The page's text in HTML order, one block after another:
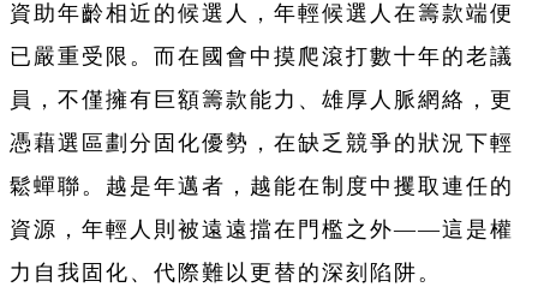
資助年齡相近的候選人，年輕候選人在籌款端便
已嚴重受限。而在國會中摸爬滾打數十年的老議
員，不僅擁有巨額籌款能力、雄厚人脈網絡，更
憑藉選區劃分固化優勢，在缺乏競爭的狀況下輕
鬆蟬聯。越是年邁者，越能在制度中攫取連任的
資源，年輕人則被遠遠擋在門檻之外——這是權
力自我固化、代際難以更替的深刻陷阱。